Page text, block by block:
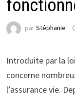
parStéphanie
Introduite par la
concerne
l’assurance vie.